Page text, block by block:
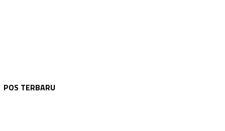
POS TERBARU
Bupati Barito Utara Hadiri Rakor Desa se…
BPBD Barut Berhasil Padamkan Karhutla 1,…
DPRD PROV.KALTENG
DPRD Kalteng Ajak Perempuan Tingkatkan K…
DPRD PROV.KALTENG
KALTENG Agustus 7, 2026